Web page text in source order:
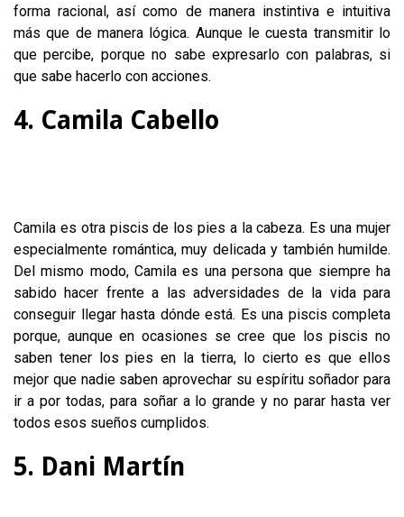
forma racional, así como de manera instintiva e intuitiva
más que de manera lógica. Aunque le cuesta transmitir lo
que percibe, porque no sabe expresarlo con palabras, si
que sabe hacerlo con acciones.
4. Camila Cabello
Camila es otra piscis de los pies a la cabeza. Es una mujer
especialmente romántica, muy delicada y también humilde.
Del mismo modo, Camila es una persona que siempre ha
sabido hacer frente a las adversidades de la vida para
conseguir llegar hasta dónde está. Es una piscis completa
porque, aunque en ocasiones se cree que los piscis no
saben tener los pies en la tierra, lo cierto es que ellos
mejor que nadie saben aprovechar su espíritu soñador para
ir a por todas, para soñar a lo grande y no parar hasta ver
todos esos sueños cumplidos.
5. Dani Martín